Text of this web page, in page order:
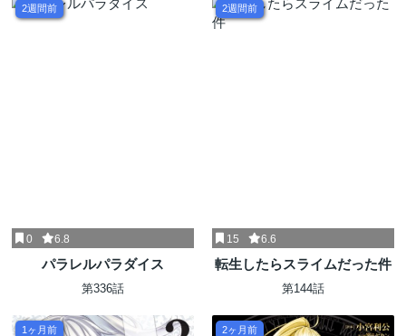
2週間前
0 6.8
パラレルパラダイス
第336話
2週間前
15 6.6
転生したらスライムだった件
第144話
1ヶ月前 2ヶ月前